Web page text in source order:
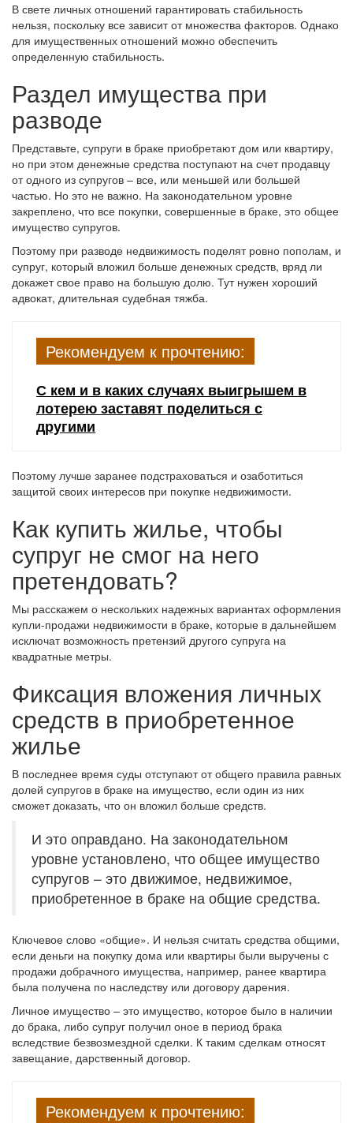
В свете личных отношений гарантировать стабильность
нельзя, поскольку все зависит от множества факторов. Однако
для имущественных отношений можно обеспечить
определенную стабильность.
Раздел имущества при
разводе
Представьте, супруги в браке приобретают дом или квартиру,
но при этом денежные средства поступают на счет продавцу
от одного из супругов – все, или меньшей или большей
частью. Но это не важно. На законодательном уровне
закреплено, что все покупки, совершенные в браке, это общее
имущество супругов.
Поэтому при разводе недвижимость поделят ровно пополам, и
супруг, который вложил больше денежных средств, вряд ли
докажет свое право на большую долю. Тут нужен хороший
адвокат, длительная судебная тяжба.
Рекомендуем к прочтению:
С кем и в каких случаях выигрышем в
лотерею заставят поделиться с
другими
Поэтому лучше заранее подстраховаться и озаботиться
защитой своих интересов при покупке недвижимости.
Как купить жилье, чтобы
супруг не смог на него
претендовать?
Мы расскажем о нескольких надежных вариантах оформления
купли-продажи недвижимости в браке, которые в дальнейшем
исключат возможность претензий другого супруга на
квадратные метры.
Фиксация вложения личных
средств в приобретенное
жилье
В последнее время суды отступают от общего правила равных
долей супругов в браке на имущество, если один из них
сможет доказать, что он вложил больше средств.
И это оправдано. На законодательном
уровне установлено, что общее имущество
супругов – это движимое, недвижимое,
приобретенное в браке на общие средства.
Ключевое слово «общие». И нельзя считать средства общими,
если деньги на покупку дома или квартиры были выручены с
продажи добрачного имущества, например, ранее квартира
была получена по наследству или договору дарения.
Личное имущество – это имущество, которое было в наличии
до брака, либо супруг получил оное в период брака
вследствие безвозмездной сделки. К таким сделкам относят
завещание, дарственный договор.
Рекомендуем к прочтению: